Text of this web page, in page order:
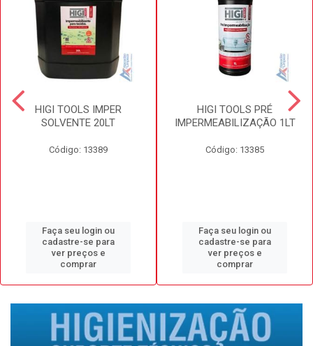
HIGI TOOLS IMPER
SOLVENTE 20LT
Código: 13389
Faça seu login ou
cadastre-se para
ver preços e
comprar
HIGI TOOLS PRÉ
IMPERMEABILIZAÇÃO 1LT
Código: 13385
Faça seu login ou
cadastre-se para
ver preços e
comprar